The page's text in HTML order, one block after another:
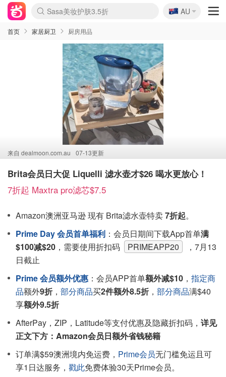
lululemon折扣上新
Sasa美妆护肤3.5折
SSENSE年中3折
FreshBeauty好价汇总
Cettire降价+叠9折
Farfetch折上8折
WWS Coles超市实拍
viagogo二手票捡漏
Myer清仓1折起
The Outnet奢牌1折起
David Jones 3折起
Flannels大牌1折
Perfumes Club护肤1折
AMIRO返校季6.2折
Oweek抽奖送Airpods
Amazon折扣汇总
eToro入金$200送$50
Amazon数码好物
ICONIC本周7.5折
ThedoubleF高奢地板价
Moose Knuckles 6折
丝芙兰5折起
EUFY官网3.7折起
Selenichast首饰2折
Trip机票酒店促销
YSL送5件彩妆礼
Amazon家居好物
BIGBANG巡演开票
David Jones时尚3折
Amazon美妆护肤
雅漾大喷$8
过敏原检测盒$33
伊索独家赠50ml沐浴露
科颜氏清仓3折
SEALIFE海洋馆门票6折
丝塔芙大白罐$16
订阅Newsletter送香薰
Cult Beauty 6.8折
Harrods圣诞日历2.3折
LN-CC奢牌私促3折
d'Alba空姐喷雾$16
EVE LOM套装逆天2折
Bernardelli独家4折
Adore Beauty 6折起
CT圣诞日历
Mytheresa奢品2.7折
Luxury Escapes 9折
Currentbody美容仪9折
MOON Garden Live
ALLSAINTS美衣3折
Roborock扫地机3.7折
Tingo Life水杯$24
Valentino官网5折
CR洗发护发6.3折
🇦🇺
AU
首页 家居厨卫 厨房用品
来自 dealmoon.com.au 07-13更新
Brita会员日大促 Liquelli 滤水壶才$26 喝水更放心！
7折起 Maxtra pro滤芯$7.5
Amazon澳洲亚马逊 现有 Brita滤水壶特卖7折起。
Prime Day 会员首单福利 ：会员日期间下载App首单满
$100减$20 ，需要使用折扣码 PRIMEAPP20
，7月13
日截止
Prime 会员额外优惠 ：会员APP首单额外减$10 ， 指定商
品额外9折 ， 部分商品买2件额外8.5折 ， 部分商品满$40
享额外9.5折
AfterPay，ZIP，Latitude等支付优惠及隐藏折扣码， 详见
正文下方：Amazon会员日额外省钱秘籍
订单满$59澳洲境内免运费， Prime会员无门槛免运且可
享1日达服务， 戳此免费体验30天Prime会员。